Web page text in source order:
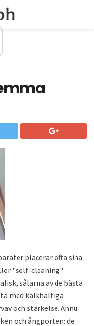
placerar ofta sina
"self-cleaning".
sålarna av de bästa
med kalkhaltiga
och stärkelse. Ännu
och ångporten: de